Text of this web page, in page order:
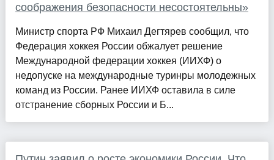
соображения безопасности несостоятельны»
Министр спорта РФ Михаил Дегтярев сообщил, что
Федерация хоккея России обжалует решение
Международной федерации хоккея (ИИХФ) о
недопуске на международные туринры молодежных
команд из России. Ранее ИИХФ оставила в силе
отстранение сборных России и Б...